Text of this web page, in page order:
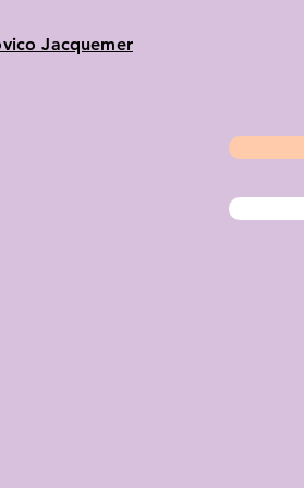
Jacquemer